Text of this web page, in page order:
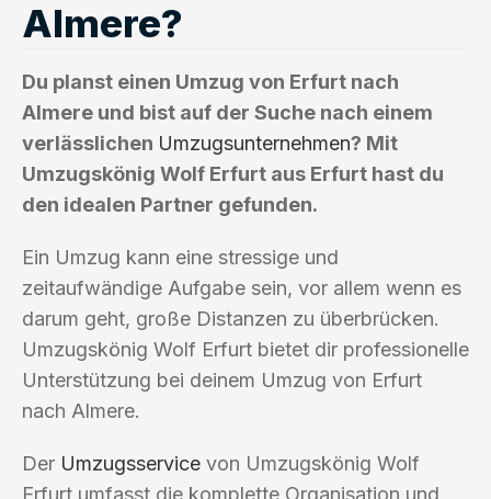
Almere?
Du planst einen Umzug von Erfurt nach
Almere und bist auf der Suche nach einem
verlässlichen Umzugsunternehmen? Mit
Umzugskönig Wolf Erfurt aus Erfurt hast du
den idealen Partner gefunden.
Ein Umzug kann eine stressige und
zeitaufwändige Aufgabe sein, vor allem wenn es
darum geht, große Distanzen zu überbrücken.
Umzugskönig Wolf Erfurt bietet dir professionelle
Unterstützung bei deinem Umzug von Erfurt
nach Almere.
Der Umzugsservice von Umzugskönig Wolf
Erfurt umfasst die komplette Organisation und